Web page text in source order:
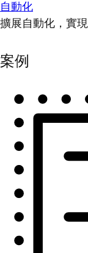
自動化
擴展自動化，實
案例